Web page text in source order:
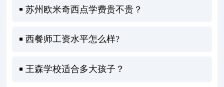
苏州欧米奇西点学费贵不贵？
西餐师工资水平怎么样?
王森学校适合多大孩子？